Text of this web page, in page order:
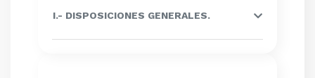
I.- DISPOSICIONES GENERALES.